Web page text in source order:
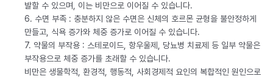
발할 수 있으며, 이는 비만으로 이어질 수 있습니다.
6. 수면 부족 : 충분하지 않은 수면은 신체의 호르몬 균형을 불안정하게
만들고, 식욕 증가와 체중 증가로 이어질 수 있습니다.
7. 약물의 부작용 : 스테로이드, 항우울제, 당뇨병 치료제 등 일부 약물은
부작용으로 체중 증가를 초래할 수 있습니다.
비만은 생물학적, 환경적, 행동적, 사회경제적 요인의 복합적인 원인으로